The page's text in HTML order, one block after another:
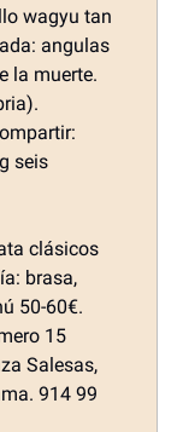
wagyu tan
angulas
la muerte.
seis
clásicos
brasa,
50-60€.
15
Salesas,
914 99